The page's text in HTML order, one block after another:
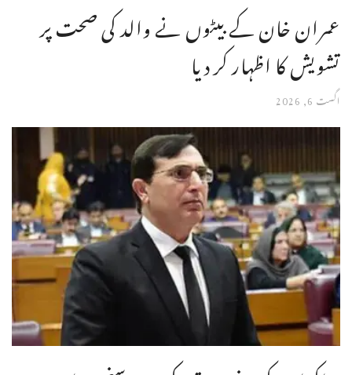
عمران خان کے بیٹوں نے والد کی صحت پر
تشویش کا اظہار کر دیا
اگست 6, 2026